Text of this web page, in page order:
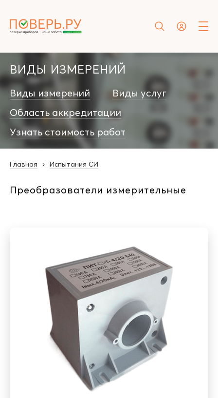
ВИДЫ ИЗМЕРЕНИЙ
Виды измерений
Виды услуг
Область аккредитации
Узнать стоимость работ
Главная Испытания СИ
Преобразователи измерительные